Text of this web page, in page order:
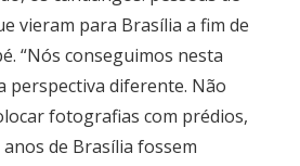
vieram para Brasília a fim de
“Nós conseguimos nesta
perspectiva diferente. Não
fotografias com prédios,
de Brasília fossem